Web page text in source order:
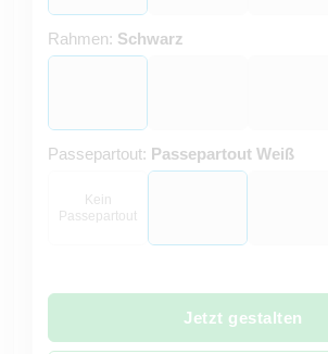
Rahmen: Schwarz
Passepartout: Passepartout Weiß
Kein
Passepartout
Jetzt gestalten